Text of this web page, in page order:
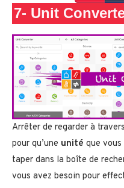
7- Unit
Arrêter de regarder à
pour qu’une unité que
taper dans la boîte de
vous avez besoin pour